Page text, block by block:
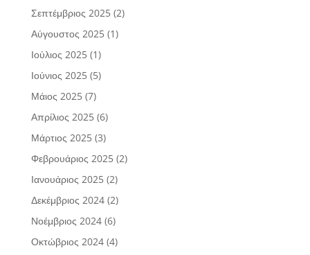
Σεπτέμβριος 2025(2)
Αύγουστος 2025(1)
Ιούλιος 2025(1)
Ιούνιος 2025(5)
Μάιος 2025(7)
Απρίλιος 2025(6)
Μάρτιος 2025(3)
Φεβρουάριος 2025(2)
Ιανουάριος 2025(2)
Δεκέμβριος 2024(2)
Νοέμβριος 2024(6)
Οκτώβριος 2024(4)